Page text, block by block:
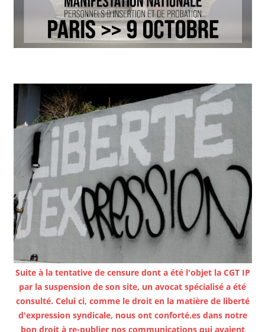
Suite à la tentative de censure dont a été l'objet la CGT IP
par la suspension de son site, un avocat spécialisé a été
consulté. Celui ci, comme le droit en la matière de liberté
d'expression syndicale, nous ont conforté.es dans notre
bon droit à re-publier nos communications qui avaient